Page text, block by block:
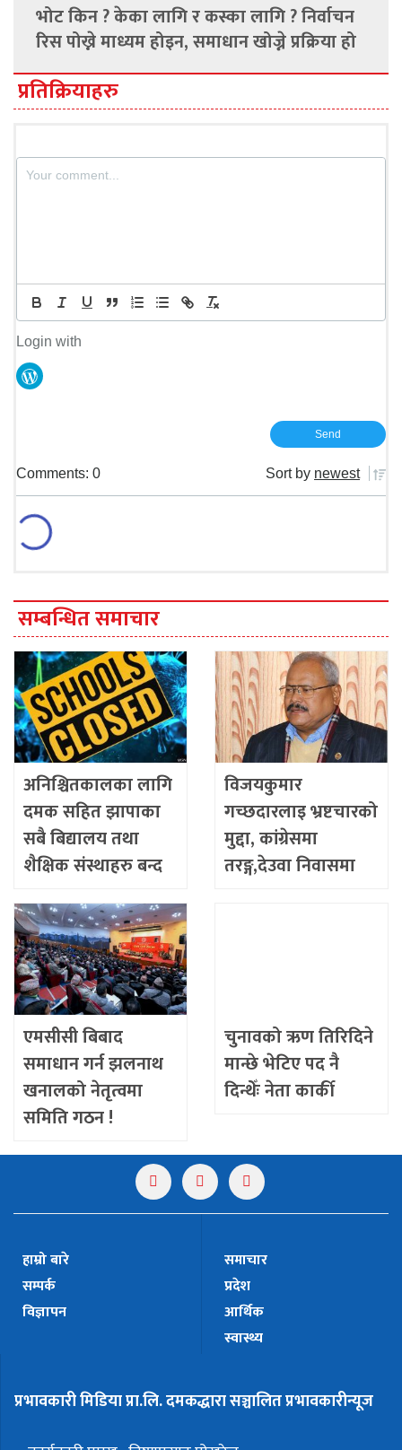
भोट किन ? केका लागि र कस्का लागि ? निर्वाचन
रिस पोख्ने माध्यम होइन, समाधान खोज्ने प्रक्रिया हो
प्रतिक्रियाहरु
Login with
Comments: 0 Sort by newest
सम्बन्धित समाचार
अनिश्चितकालका लागि
दमक सहित झापाका
सबै बिद्यालय तथा
शैक्षिक संस्थाहरु बन्द
विजयकुमार
गच्छदारलाइ भ्रष्टचारको
मुद्दा, कांग्रेसमा
तरङ्ग,देउवा निवासमा
एमसीसी बिबाद
समाधान गर्न झलनाथ
खनालको नेतृत्वमा
समिति गठन !
चुनावको ऋण तिरिदिने
मान्छे भेटिए पद नै
दिन्थेँः नेता कार्की
हाम्रो बारे
सम्पर्क
विज्ञापन
समाचार
प्रदेश
आर्थिक
स्वास्थ्य
प्रभावकारी मिडिया प्रा.लि. दमकद्धारा सञ्चालित प्रभावकारीन्यूज